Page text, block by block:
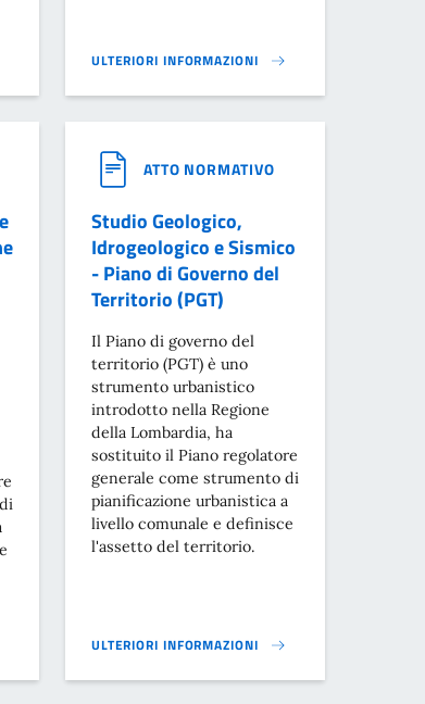
ULTERIORI INFORMAZIONI
VARIANTE PARZIALE AL PGT - PIANO DI GOVERNO
E VALUTAZIONE DI INCIDENZA - PIANO DI GOVERNO
ATTO NORMATIVO
Studio Geologico,
Idrogeologico e Sismico
- Piano di Governo del
Territorio (PGT)
Il Piano di governo del
territorio (PGT) è uno
strumento urbanistico
introdotto nella Regione
della Lombardia, ha
sostituito il Piano regolatore
generale come strumento di
pianificazione urbanistica a
livello comunale e definisce
l'assetto del territorio.
ULTERIORI INFORMAZIONI
STUDIO GEOLOGICO, IDROGEOLOGICO E SISMICO